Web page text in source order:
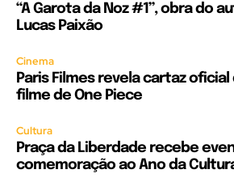
“A Garota da Noz #1”, obra do
Lucas Paixão
Cinema
Paris Filmes revela cartaz
filme de One Piece
Cultura
Praça da Liberdade recebe
comemoração ao Ano da